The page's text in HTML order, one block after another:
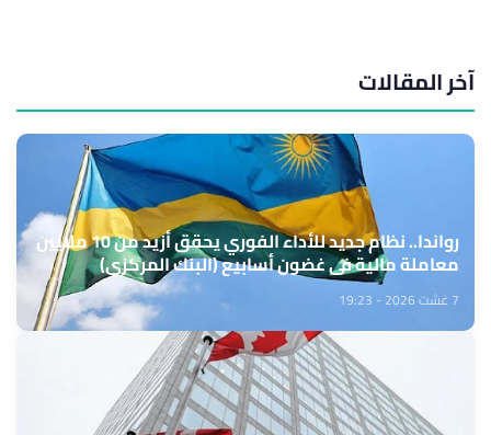
آخر المقالات
رواندا.. نظام جديد للأداء الفوري يحقق أزيد من 10 ملايين
معاملة مالية في غضون أسابيع (البنك المركزي)
7 غشت 2026 - 19:23